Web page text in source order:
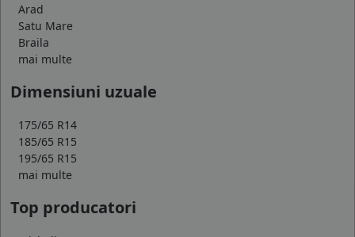
Arad
Satu Mare
Braila
mai multe
Dimensiuni uzuale
175/65 R14
185/65 R15
195/65 R15
mai multe
Top producatori